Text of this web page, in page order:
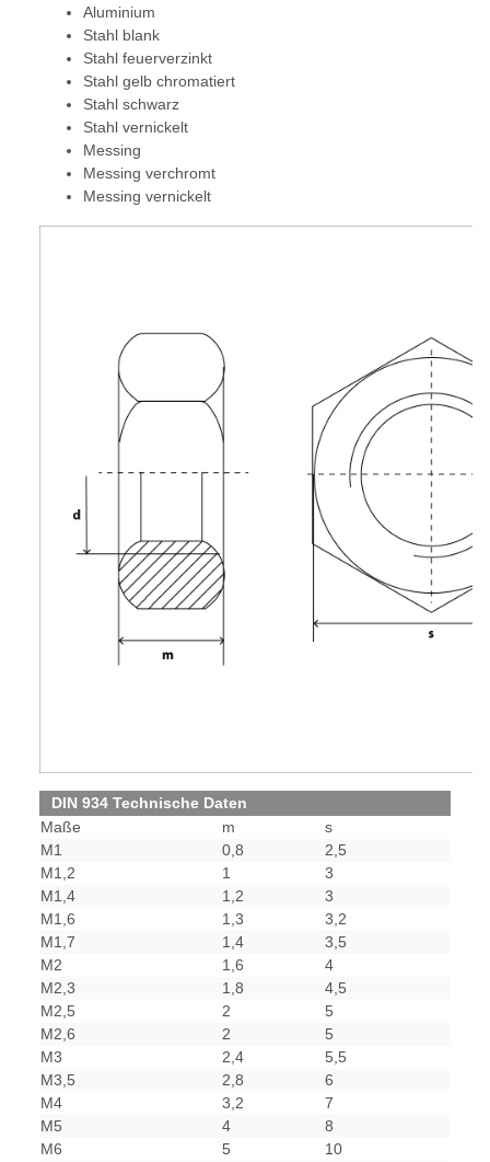
Aluminium
Stahl blank
Stahl feuerverzinkt
Stahl gelb chromatiert
Stahl schwarz
Stahl vernickelt
Messing
Messing verchromt
Messing vernickelt
DIN 934 Technische Daten
Maße
m
s
M1
0,8
2,5
M1,2
1
3
M1,4
1,2
3
M1,6
1,3
3,2
M1,7
1,4
3,5
M2
1,6
4
M2,3
1,8
4,5
M2,5
2
5
M2,6
2
5
M3
2,4
5,5
M3,5
2,8
6
M4
3,2
7
M5
4
8
M6
5
10